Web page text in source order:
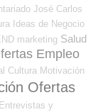
José Carlos
Ideas de Negocio
marketing Salud
Empleo
Cultura Motivación
Ofertas
Entrevistas y